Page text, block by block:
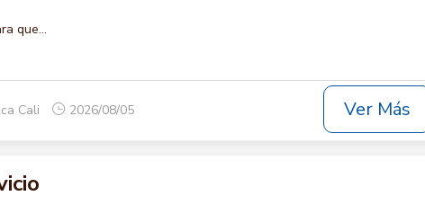
que...
Cali 2026/08/05 Ver Más